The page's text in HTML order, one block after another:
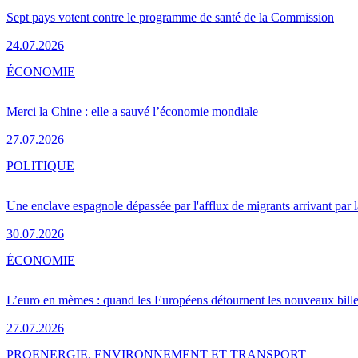
Sept pays votent contre le programme de santé de la Commission
24.07.2026
Merci la Chine : elle a sauvé l’économie mondiale
27.07.2026
ÉCONOMIE
Une enclave espagnole dépassée par l'afflux de migrants arrivant par
30.07.2026
POLITIQUE
L’euro en mèmes : quand les Européens détournent les nouveaux
27.07.2026
ÉCONOMIE
PROENERGIE, ENVIRONNEMENT ET TRANSPORT